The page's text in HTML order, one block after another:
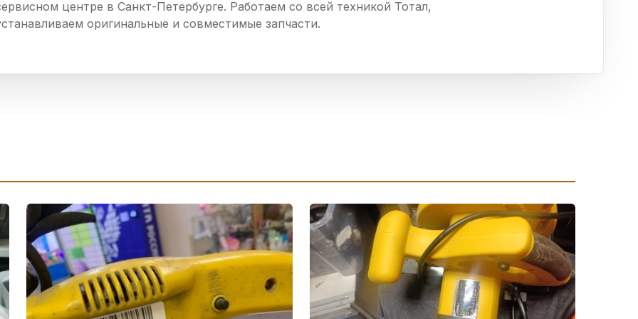
шкаф Вентиляция Осушитель воздуха
центре в Санкт-Петербурге. Работаем со всей техникой Тотал,
оригинальные и совместимые запчасти.